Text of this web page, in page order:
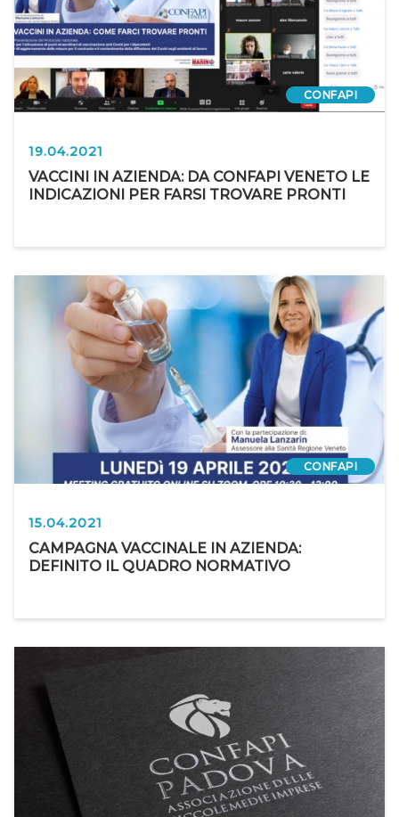
CONFAPI
19.04.2021
VACCINI IN AZIENDA: DA CONFAPI VENETO LE
INDICAZIONI PER FARSI TROVARE PRONTI
CONFAPI
15.04.2021
CAMPAGNA VACCINALE IN AZIENDA:
DEFINITO IL QUADRO NORMATIVO